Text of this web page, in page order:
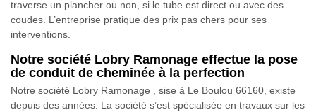
traverse un plancher ou non, si le tube est direct ou avec des
coudes. L’entreprise pratique des prix pas chers pour ses
interventions.
Notre société Lobry Ramonage effectue la pose
de conduit de cheminée à la perfection
Notre société Lobry Ramonage , sise à Le Boulou 66160, existe
depuis des années. La société s’est spécialisée en travaux sur les